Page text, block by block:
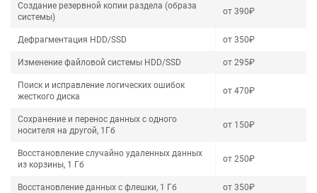
Создание резервной копии раздела (образа
системы)
от 390₽
Дефрагментация HDD/SSD от 350₽
Изменение файловой системы HDD/SSD от 295₽
Поиск и исправление логических ошибок
жесткого диска
от 470₽
Сохранение и перенос данных с одного
носителя на другой, 1Гб
от 150₽
Восстановление случайно удаленных данных
из корзины, 1 Гб
от 250₽
Восстановление данных с флешки, 1 Гб от 350₽